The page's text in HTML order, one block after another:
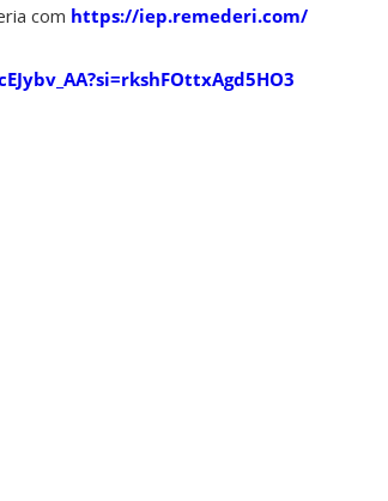
com https://iep.remederi.com/